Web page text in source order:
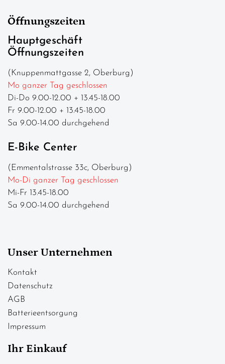
Öffnungszeiten
Hauptgeschäft
Öffnungszeiten
(Knuppenmattgasse 2, Oberburg)
Mo ganzer Tag geschlossen
Di-Do 9.00-12.00 + 13.45-18.00
Fr 9.00-12.00 + 13.45-18.00
Sa 9.00-14.00 durchgehend
E-Bike Center
(Emmentalstrasse 33c, Oberburg)
Mo-Di ganzer Tag geschlossen
Mi-Fr 13.45-18.00
Sa 9.00-14.00 durchgehend
Unser Unternehmen
Kontakt
Datenschutz
AGB
Batterieentsorgung
Impressum
Ihr Einkauf